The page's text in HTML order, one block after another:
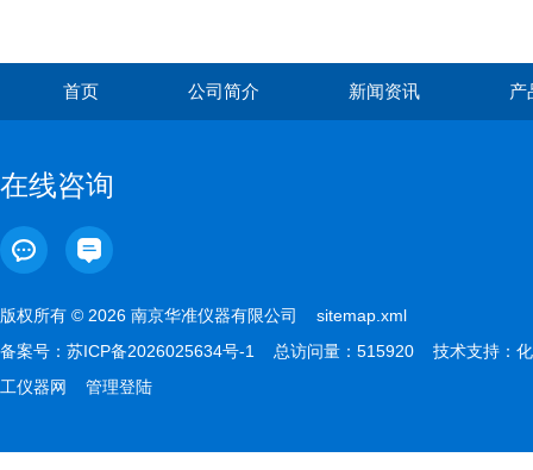
首页 公司简介 新闻资讯 产
在线咨询
版权所有 © 2026 南京华准仪器有限公司 sitemap.xml
备案号： 苏ICP备2026025634号-1 总访问量：515920 技术支持： 化
工仪器网
管理登陆